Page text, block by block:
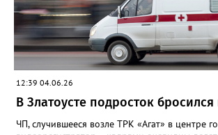
12:39 04.06.26
В Златоусте подросток
ЧП, случившееся возле ТРК «Агат» в центре